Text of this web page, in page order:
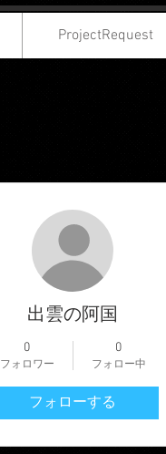
ProjectRequest
出雲の阿国
0
フォロワー
0
フォロー中
フォローする